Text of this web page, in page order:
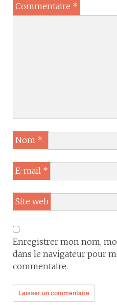
Commentaire *
Nom *
E-mail *
Site web
Enregistrer mon nom,
dans le navigateur pour
commentaire.